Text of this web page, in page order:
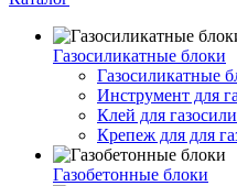
Газосиликатные блоки
Газосиликатные
Инструмент для
Клей для
Крепеж для для
Газобетонные блоки